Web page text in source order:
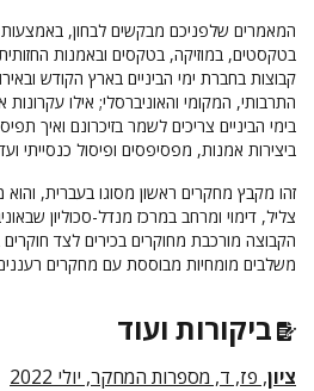
המאמרים שלפניכם מבקשים לבחון,
בטקסטים, במוזיקה, בטקסים ובאמנות
קבוצות בחברת ימי הביניים בארץ הקודש
התרבותי, המקומי והאוניברסלי; אילו
בימי הביניים צריכים לשמר בזיכרונם ואיך
ביצירות אמנות, מפסיפסים ופיסול כנסייתי
זהו מקבץ מחקרים ראשון מסוגו בעברית,
צליל, דימוי ומרחב במרכז מנדל-סכוליון
הקבוצה מורכבת מחוקרים בכירים לצד
משלבים מומחיות מבוססת עם מחקרים רעננים
ביקורות ועוד
ציון, פז, ד, מספרות המחקר, יולי 2022